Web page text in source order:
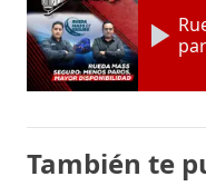
También te